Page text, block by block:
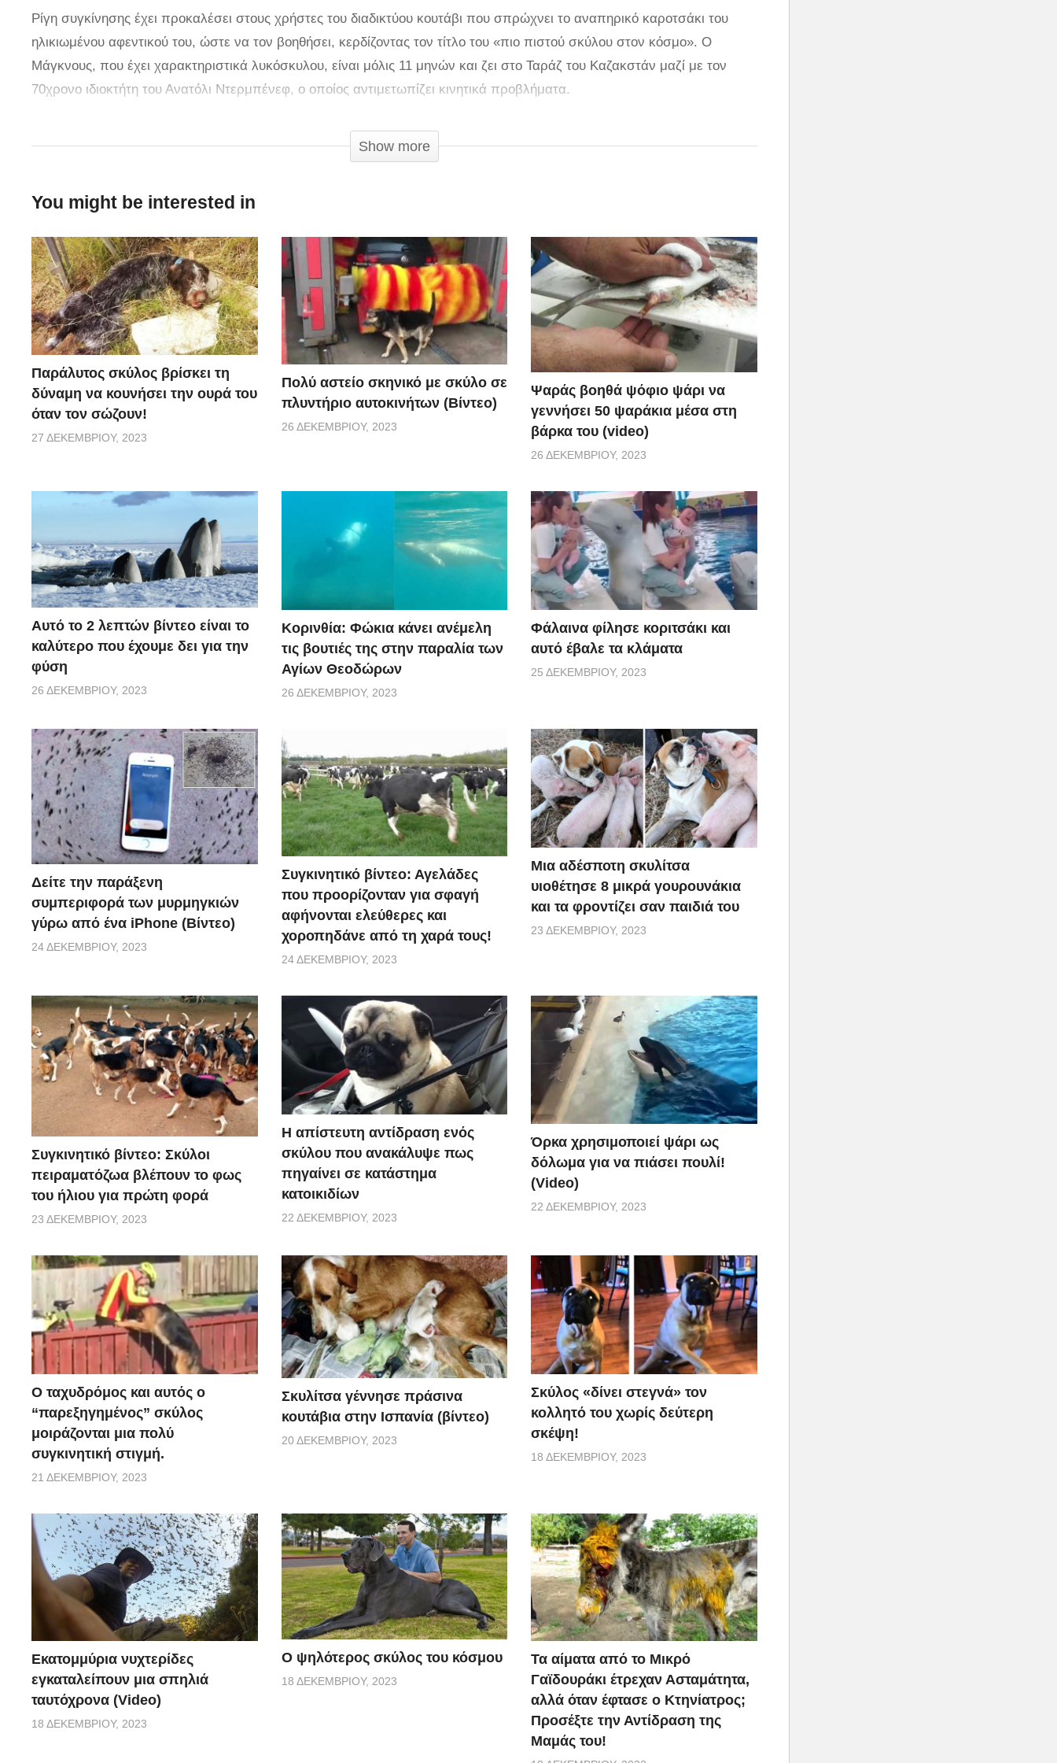
Ρίγη συγκίνησης έχει προκαλέσει στους χρήστες του διαδικτύου κουτάβι που σπρώχνει το αναπηρικό καροτσάκι του
ηλικιωμένου αφεντικού του, ώστε να τον βοηθήσει, κερδίζοντας τον τίτλο του «πιο πιστού σκύλου στον κόσμο». Ο
Μάγκνους, που έχει χαρακτηριστικά λυκόσκυλου, είναι μόλις 11 μηνών και ζει στο Ταράζ του Καζακστάν μαζί με τον
70χρονο ιδιοκτήτη του Ανατόλι Ντερμπένεφ, ο οποίος αντιμετωπίζει κινητικά προβλήματα.
Ο σκύλος, που σύμφωνα με πληροφορίες είναι η μοναδική οικογένεια που έχει ο Ντερμπένεφ, δεν συνοδεύει απλώς το
αφεντικό του, αλλά συχνά πηγαίνει πίσω από το καρότσι και μπαίνει από κάτω, ώστε να το σπρώξει με το σώμα του και
Show more
You might be interested in
Παράλυτος σκύλος βρίσκει τη
δύναμη να κουνήσει την ουρά του
όταν τον σώζουν!
27 ΔΕΚΕΜΒΡΊΟΥ, 2023
Πολύ αστείο σκηνικό με σκύλο σε
πλυντήριο αυτοκινήτων (Βίντεο)
26 ΔΕΚΕΜΒΡΊΟΥ, 2023
Ψαράς βοηθά ψόφιο ψάρι να
γεννήσει 50 ψαράκια μέσα στη
βάρκα του (video)
26 ΔΕΚΕΜΒΡΊΟΥ, 2023
Αυτό το 2 λεπτών βίντεο είναι το
καλύτερο που έχουμε δει για την
φύση
26 ΔΕΚΕΜΒΡΊΟΥ, 2023
Κορινθία: Φώκια κάνει ανέμελη
τις βουτιές της στην παραλία των
Αγίων Θεοδώρων
26 ΔΕΚΕΜΒΡΊΟΥ, 2023
Φάλαινα φίλησε κοριτσάκι και
αυτό έβαλε τα κλάματα
25 ΔΕΚΕΜΒΡΊΟΥ, 2023
Δείτε την παράξενη
συμπεριφορά των μυρμηγκιών
γύρω από ένα iPhone (Βίντεο)
24 ΔΕΚΕΜΒΡΊΟΥ, 2023
Συγκινητικό βίντεο: Αγελάδες
που προορίζονταν για σφαγή
αφήνονται ελεύθερες και
χοροπηδάνε από τη χαρά τους!
24 ΔΕΚΕΜΒΡΊΟΥ, 2023
Μια αδέσποτη σκυλίτσα
υιοθέτησε 8 μικρά γουρουνάκια
και τα φροντίζει σαν παιδιά του
23 ΔΕΚΕΜΒΡΊΟΥ, 2023
Συγκινητικό βίντεο: Σκύλοι
πειραματόζωα βλέπουν το φως
του ήλιου για πρώτη φορά
23 ΔΕΚΕΜΒΡΊΟΥ, 2023
Η απίστευτη αντίδραση ενός
σκύλου που ανακάλυψε πως
πηγαίνει σε κατάστημα
κατοικιδίων
22 ΔΕΚΕΜΒΡΊΟΥ, 2023
Όρκα χρησιμοποιεί ψάρι ως
δόλωμα για να πιάσει πουλί!
(Video)
22 ΔΕΚΕΜΒΡΊΟΥ, 2023
Ο ταχυδρόμος και αυτός ο
“παρεξηγημένος” σκύλος
μοιράζονται μια πολύ
συγκινητική στιγμή.
21 ΔΕΚΕΜΒΡΊΟΥ, 2023
Σκυλίτσα γέννησε πράσινα
κουτάβια στην Ισπανία (βίντεο)
20 ΔΕΚΕΜΒΡΊΟΥ, 2023
Σκύλος «δίνει στεγνά» τον
κολλητό του χωρίς δεύτερη
σκέψη!
18 ΔΕΚΕΜΒΡΊΟΥ, 2023
Εκατομμύρια νυχτερίδες
εγκαταλείπουν μια σπηλιά
ταυτόχρονα (Video)
18 ΔΕΚΕΜΒΡΊΟΥ, 2023
Ο ψηλότερος σκύλος του κόσμου
18 ΔΕΚΕΜΒΡΊΟΥ, 2023
Τα αίματα από το Μικρό
Γαϊδουράκι έτρεχαν Ασταμάτητα,
αλλά όταν έφτασε ο Κτηνίατρος;
Προσέξτε την Αντίδραση της
Μαμάς του!